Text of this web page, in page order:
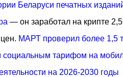
Беларуси печатных
— он заработал на крипте
МАРТ проверил более 1,5
социальным тарифом на
на 2026-2030 годы